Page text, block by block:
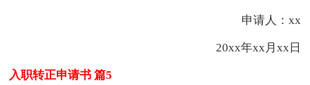
申请人：xx
20xx年xx月xx日
入职转正申请书 篇5